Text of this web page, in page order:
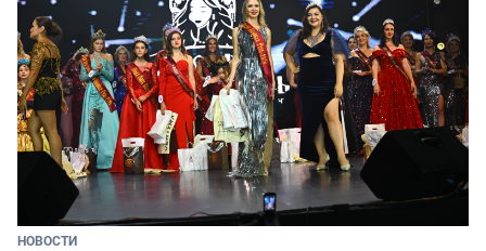
НОВОСТИ